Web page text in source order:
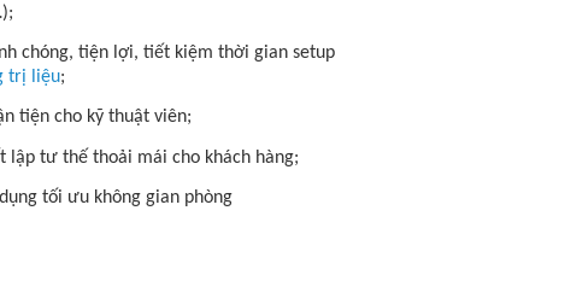
chóng, tiện lợi, tiết kiệm thời gian setup
trị liệu;
tiện cho kỹ thuật viên;
lập tư thế thoải mái cho khách hàng;
tối ưu không gian phòng